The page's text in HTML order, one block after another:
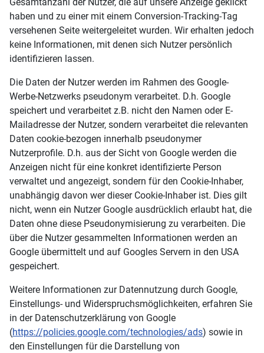
haben und zu einer mit einem Conversion-Tracking-Tag
versehenen Seite weitergeleitet wurden. Wir erhalten jedoch
keine Informationen, mit denen sich Nutzer persönlich
identifizieren lassen.
Die Daten der Nutzer werden im Rahmen des Google-
Werbe-Netzwerks pseudonym verarbeitet. D.h. Google
speichert und verarbeitet z.B. nicht den Namen oder E-
Mailadresse der Nutzer, sondern verarbeitet die relevanten
Daten cookie-bezogen innerhalb pseudonymer
Nutzerprofile. D.h. aus der Sicht von Google werden die
Anzeigen nicht für eine konkret identifizierte Person
verwaltet und angezeigt, sondern für den Cookie-Inhaber,
unabhängig davon wer dieser Cookie-Inhaber ist. Dies gilt
nicht, wenn ein Nutzer Google ausdrücklich erlaubt hat, die
Daten ohne diese Pseudonymisierung zu verarbeiten. Die
über die Nutzer gesammelten Informationen werden an
Google übermittelt und auf Googles Servern in den USA
gespeichert.
Weitere Informationen zur Datennutzung durch Google,
Einstellungs- und Widerspruchsmöglichkeiten, erfahren Sie
in der Datenschutzerklärung von Google
(https://policies.google.com/technologies/ads) sowie in
den Einstellungen für die Darstellung von